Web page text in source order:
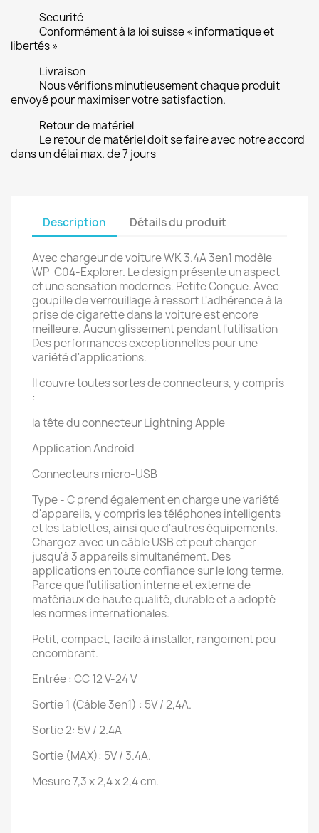
Securité
Conformément à la loi suisse « informatique et
libertés »
Livraison
Nous vérifions minutieusement chaque produit
envoyé pour maximiser votre satisfaction.
Retour de matériel
Le retour de matériel doit se faire avec notre accord
dans un délai max. de 7 jours
Description Détails du produit
Avec chargeur de voiture WK 3.4A 3en1 modèle
WP-C04-Explorer. Le design présente un aspect
et une sensation modernes. Petite Conçue. Avec
goupille de verrouillage à ressort L'adhérence à la
prise de cigarette dans la voiture est encore
meilleure. Aucun glissement pendant l'utilisation
Des performances exceptionnelles pour une
variété d'applications.
Il couvre toutes sortes de connecteurs, y compris
:
la tête du connecteur Lightning Apple
Application Android
Connecteurs micro-USB
Type - C prend également en charge une variété
d'appareils, y compris les téléphones intelligents
et les tablettes, ainsi que d'autres équipements.
Chargez avec un câble USB et peut charger
jusqu'à 3 appareils simultanément. Des
applications en toute confiance sur le long terme.
Parce que l'utilisation interne et externe de
matériaux de haute qualité, durable et a adopté
les normes internationales.
Petit, compact, facile à installer, rangement peu
encombrant.
Entrée : CC 12 V-24 V
Sortie 1 (Câble 3en1) : 5V / 2,4A.
Sortie 2: 5V / 2.4A
Sortie (MAX): 5V / 3.4A.
Mesure 7,3 x 2,4 x 2,4 cm.